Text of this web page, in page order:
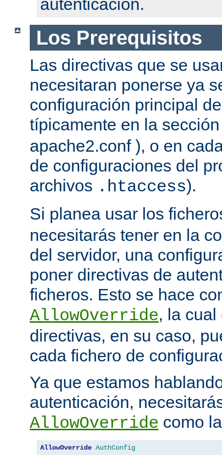
autenticación.
Los Prerequisitos
Las directivas que se
necesitaran ponerse ya
configuración principal
típicamente en la
apache2.conf ), o en
de configuraciones del
archivos .htaccess).
Si planea usar los
necesitarás tener en la
del servidor, una
poner directivas de
ficheros. Esto se hace
AllowOverride, la
directivas, en su caso,
cada fichero de
Ya que estamos
autenticación,
AllowOverride como
AllowOverride AuthConfig